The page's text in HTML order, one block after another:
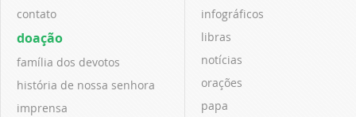
contato
doação
família dos devotos
história de nossa senhora
imprensa
infográficos
libras
notícias
orações
papa